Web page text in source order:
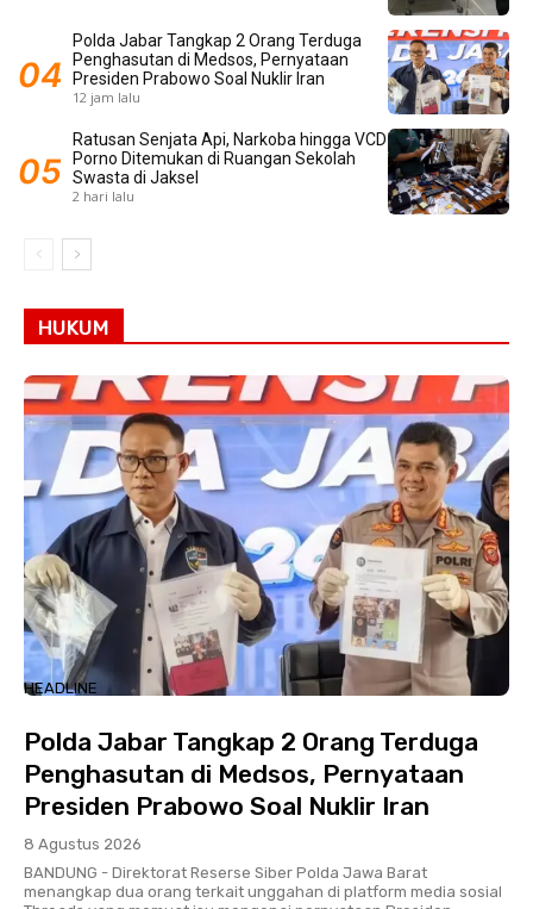
Polda Jabar Tangkap 2 Orang Terduga
Penghasutan di Medsos, Pernyataan
Presiden Prabowo Soal Nuklir Iran
12 jam lalu
Ratusan Senjata Api, Narkoba hingga VCD
Porno Ditemukan di Ruangan Sekolah
Swasta di Jaksel
2 hari lalu
HUKUM
HEADLINE
Polda Jabar Tangkap 2 Orang Terduga
Penghasutan di Medsos, Pernyataan
Presiden Prabowo Soal Nuklir Iran
8 Agustus 2026
BANDUNG - Direktorat Reserse Siber Polda Jawa Barat
menangkap dua orang terkait unggahan di platform media sosial